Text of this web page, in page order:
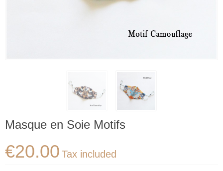
Masque en Soie Motifs
€20.00 Tax included